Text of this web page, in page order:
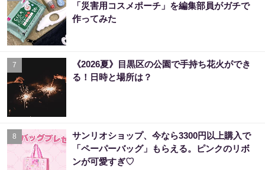
「災害用コスメポーチ」を編集部員がガチで
作ってみた
7
《2026夏》目黒区の公園で手持ち花火ができ
る！日時と場所は？
8
サンリオショップ、今なら3300円以上購入で
「ペーパーバッグ」もらえる。ピンクのリボ
ンが可愛すぎ♡